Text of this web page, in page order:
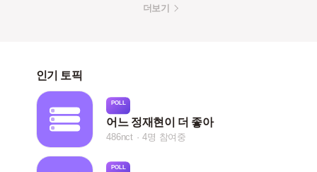
더보기
인기 토픽
POLL
어느 정재현이 더 좋아
486nct 4명 참여중
POLL